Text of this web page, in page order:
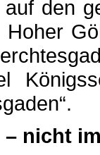
den
Hoher
nicht